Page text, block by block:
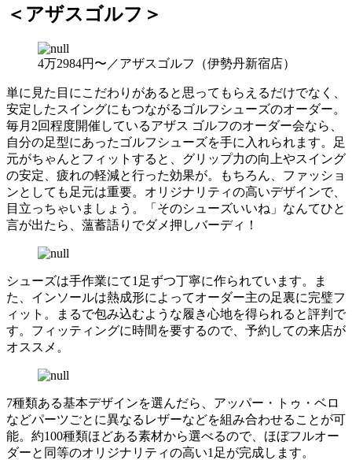
＜アザスゴルフ＞
4万2984円〜／アザスゴルフ（伊勢丹新宿店）
単に見た目にこだわりがあると思ってもらえるだけでなく、
安定したスイングにもつながるゴルフシューズのオーダー。
毎月2回程度開催しているアザス ゴルフのオーダー会なら、
自分の足型にあったゴルフシューズを手に入れられます。足
元がちゃんとフィットすると、グリップ力の向上やスイング
の安定、疲れの軽減と行った効果が。もちろん、ファッショ
ンとしても足元は重要。オリジナリティの高いデザインで、
目立っちゃいましょう。「そのシューズいいね」なんてひと
言が出たら、薀蓄語りでダメ押しバーディ！
シューズは手作業にて1足ずつ丁寧に作られています。ま
た、インソールは熱成形によってオーダー主の足裏に完璧フ
ィット。まるで包み込むような履き心地を得られると評判で
す。フィッティングに時間を要するので、予約しての来店が
オススメ。
7種類ある基本デザインを選んだら、アッパー・トゥ・ベロ
などパーツごとに異なるレザーなどを組み合わせることが可
能。約100種類ほどある素材から選べるので、ほぼフルオー
ダーと同等のオリジナリティの高い1足が完成します。